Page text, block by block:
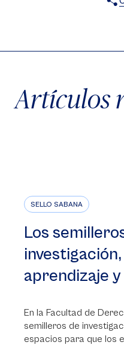
Artículos
SELLO SABANA
Los
aprendizaje
En la Facultad de
semilleros de
espacios para que los